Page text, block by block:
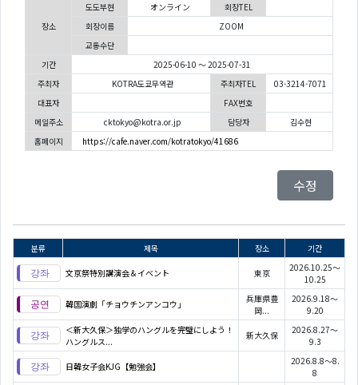
장소
도도부현 オンライン
회장TEL
회장이름
ZOOM
교통수단
기간
2025-06-10 ～ 2025-07-31
주최자
KOTRA도쿄무역관 주최자TEL
03-3214-7071
대표자
FAX번호
메일주소
cktokyo@kotra.or.jp 담당자
김수현
홈페이지
https://cafe.naver.com/kotratokyo/41686
수정
분류 제목 장소 기간
文京祭特別講演会＆イベント 東京
2026.10.25～
10.25
韓国演劇「チョウチンアンコウ」
兵庫県豊
岡...
2026.9.18～
9.20
＜新大久保＞独学のハングルを完璧にしよう！
ハングルス...
新大久保
2026.8.27～
9.3
日韓女子会KJG【勉強会】
2026.8.8～8.
8